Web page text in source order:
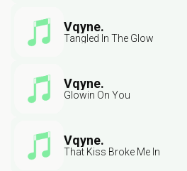
Vqyne.
Tangled In The Glow
Vqyne.
Glowin On You
Vqyne.
That Kiss Broke Me In